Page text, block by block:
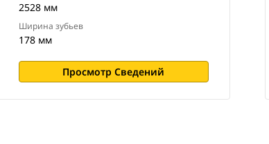
2528 мм
Ширина зубьев
178 мм
Просмотр Сведений